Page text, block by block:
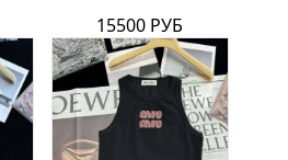
15500 РУБ